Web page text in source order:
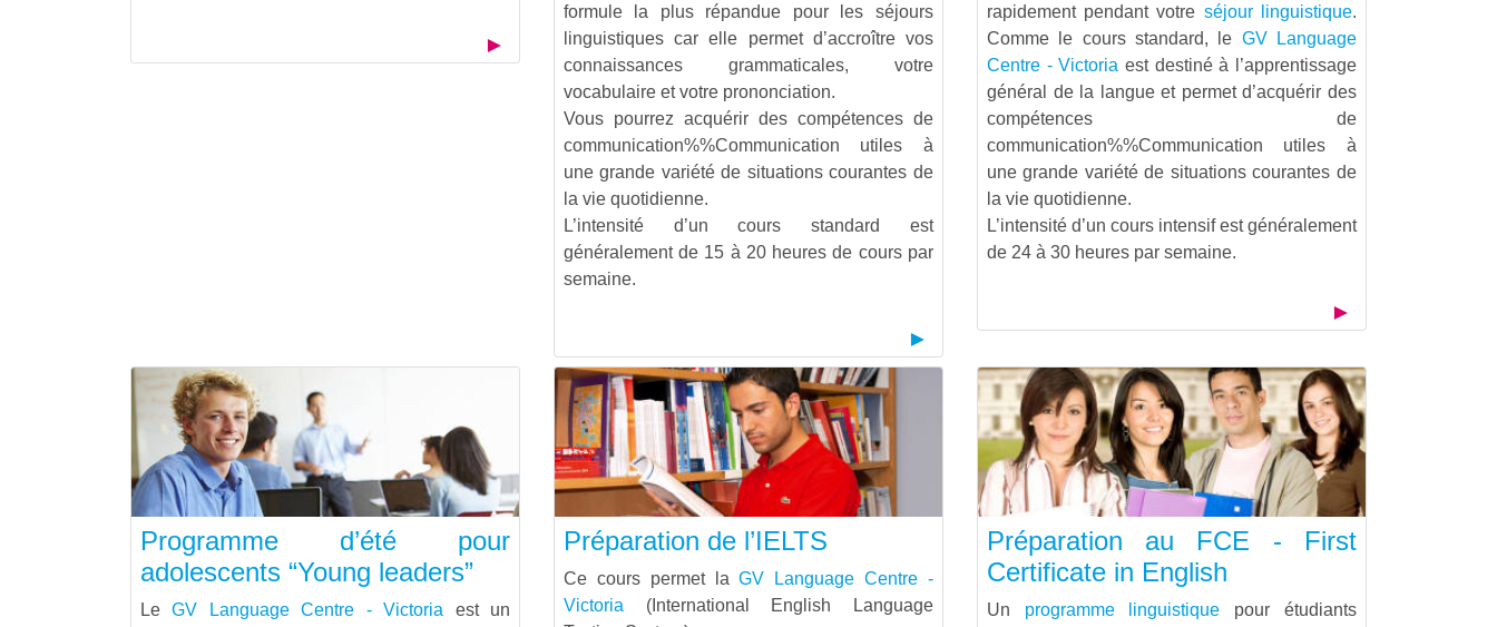
formule la plus répandue pour les séjours
linguistiques car elle permet d’accroître vos
connaissances grammaticales, votre
vocabulaire et votre prononciation.
Vous pourrez acquérir des compétences de
communication%%Communication utiles à
une grande variété de situations courantes de
la vie quotidienne.
L’intensité d’un cours standard est
généralement de 15 à 20 heures de cours par
semaine.
rapidement pendant votre séjour linguistique.
Comme le cours standard, le GV Language
Centre - Victoria est destiné à l’apprentissage
général de la langue et permet d’acquérir des
compétences de
communication%%Communication utiles à
une grande variété de situations courantes de
la vie quotidienne.
L’intensité d’un cours intensif est généralement
de 24 à 30 heures par semaine.
Programme d’été pour
adolescents “Young leaders”
LeGV Language Centre - Victoria est un
Préparation de l’IELTS
Ce cours permet laGV Language Centre -
Victoria (International English Language
Préparation au FCE - First
Certificate in English
Un programme linguistique pour étudiants